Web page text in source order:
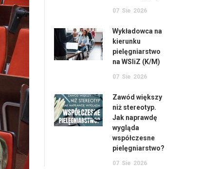
07 Sie 2026
Wykładowca na
kierunku
pielęgniarstwo
na WSIiZ (K/M)
07 Sie 2026
Zawód większy
niż stereotyp.
Jak naprawdę
wygląda
współczesne
pielęgniarstwo?
07 Sie 2026